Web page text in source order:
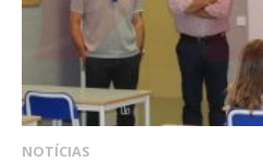
NOTÍCIAS